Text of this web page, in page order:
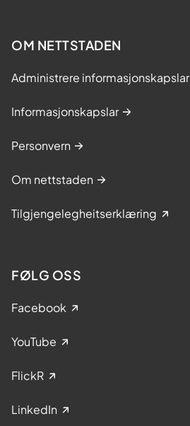
OM NETTSTADEN
Administrere informasjonskapslar
Informasjonskapslar
Personvern
Om nettstaden
Tilgjengelegheitserklæring
FØLG OSS
Facebook
YouTube
FlickR
LinkedIn